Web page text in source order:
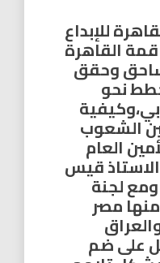
للإبداع
القاهرة
ساحق وحقق
نحو
الشعوب
العام
الاستاذ قيس
لجنة
مصر
على ضم